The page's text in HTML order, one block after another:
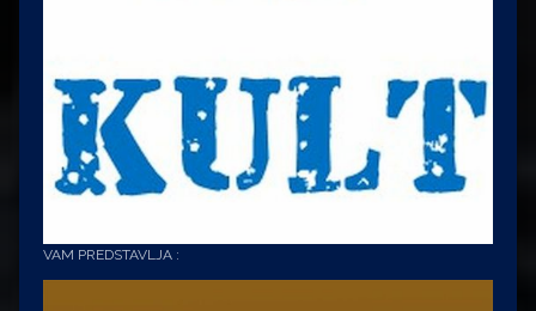
VAM PREDSTAVLJA :